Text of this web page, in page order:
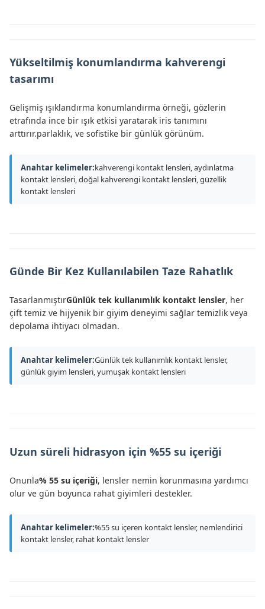
Yükseltilmiş konumlandırma kahverengi
tasarımı
Gelişmiş ışıklandırma konumlandırma örneği, gözlerin
etrafında ince bir ışık etkisi yaratarak iris tanımını
arttırır.parlaklık, ve sofistike bir günlük görünüm.
Anahtar kelimeler:kahverengi kontakt lensleri, aydınlatma
kontakt lensleri, doğal kahverengi kontakt lensleri, güzellik
kontakt lensleri
Günde Bir Kez Kullanılabilen Taze Rahatlık
TasarlanmıştırGünlük tek kullanımlık kontakt lensler, her
çift temiz ve hijyenik bir giyim deneyimi sağlar temizlik veya
depolama ihtiyacı olmadan.
Anahtar kelimeler:Günlük tek kullanımlık kontakt lensler,
günlük giyim lensleri, yumuşak kontakt lensleri
Uzun süreli hidrasyon için %55 su içeriği
Onunla% 55 su içeriği, lensler nemin korunmasına yardımcı
olur ve gün boyunca rahat giyimleri destekler.
Anahtar kelimeler:%55 su içeren kontakt lensler, nemlendirici
kontakt lensler, rahat kontakt lensler